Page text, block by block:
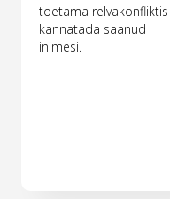
toetama relvakonfliktis
kannatada saanud
inimesi.